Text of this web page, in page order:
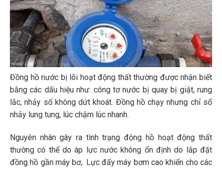
Đồng hồ nước bị lõi hoạt động thất thường được nhận biết
bằng các dấu hiệu như: công tơ nước bị quay bị giật, rung
lắc, nhảy số không dứt khoát. Đồng hồ chạy nhưng chỉ số
nhảy lung tung, lúc chậm lúc nhanh.
Nguyên nhân gây ra tình trạng động hồ hoạt động thất
thường có thể do áp lực nước không ổn định do lắp đặt
đồng hồ gần máy bơ,. Lực đẩy máy bơm cao khiến cho các